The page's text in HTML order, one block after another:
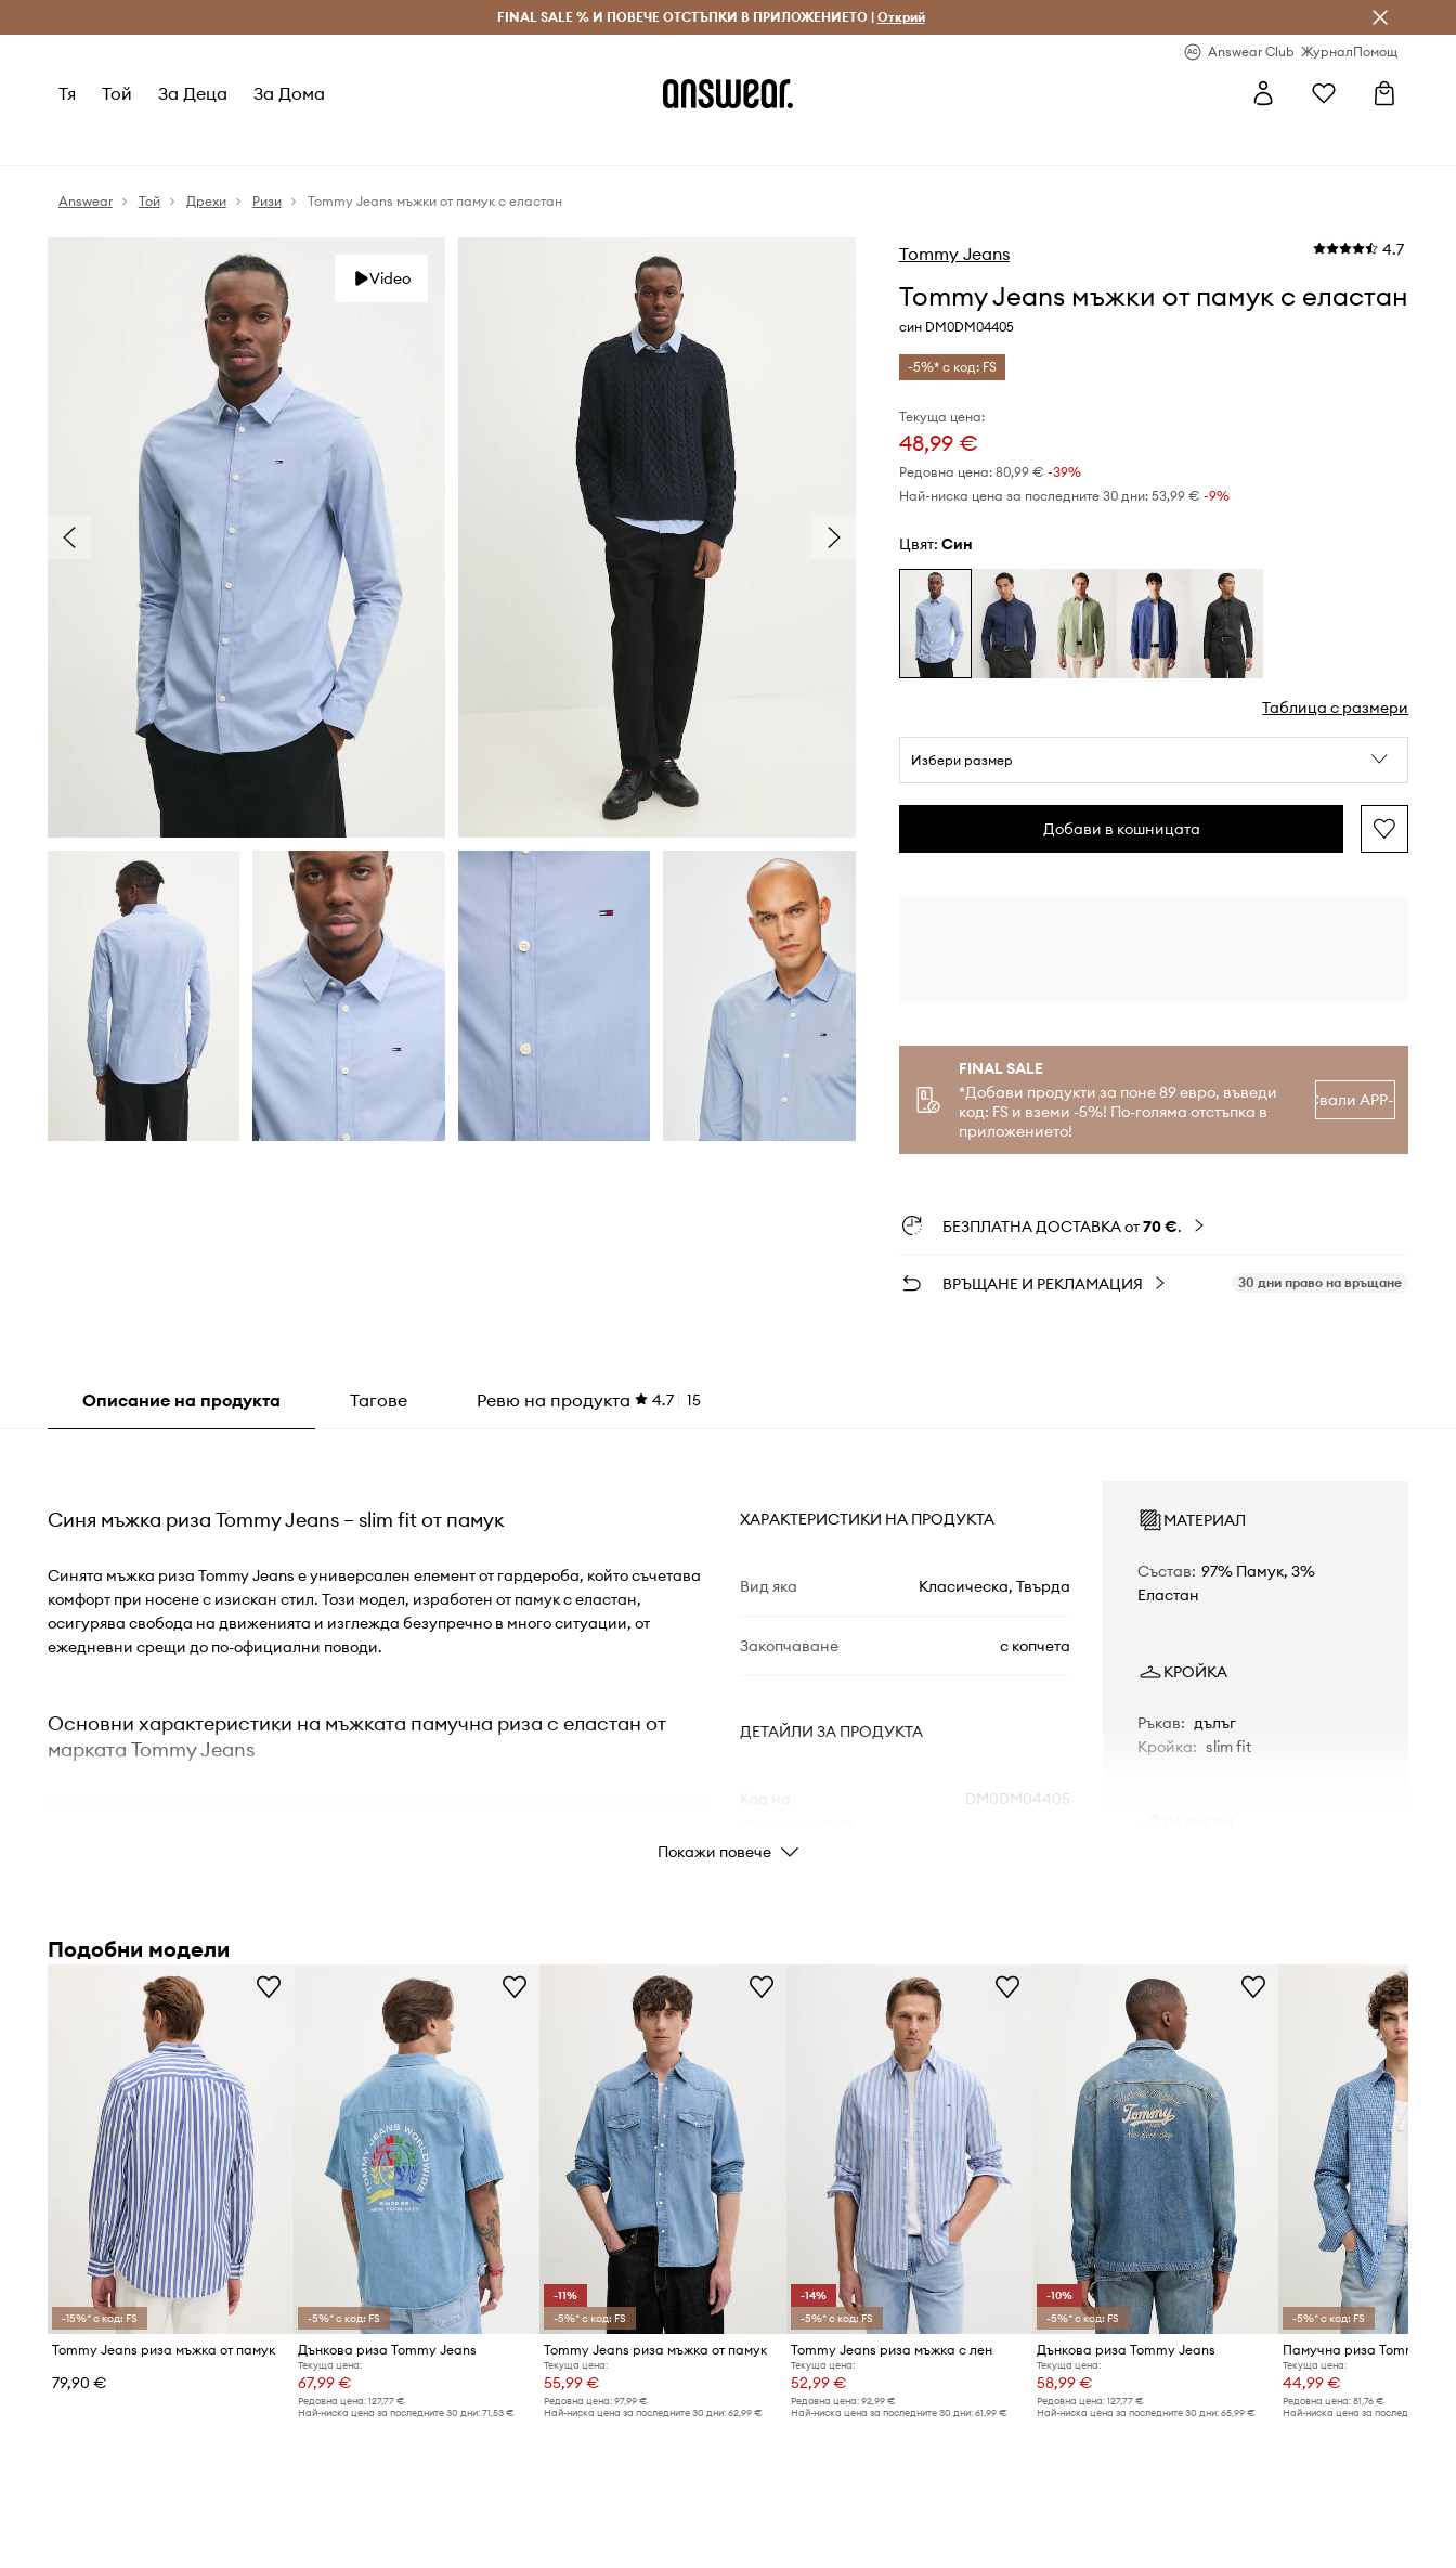
Безплатни доставка и връщане за поръчки над 70 EUR Доставка 1-5 дни
FINAL SALE % И ПОВЕЧЕ ОТСТЪПКИ В ПРИЛОЖЕНИЕТО | Открий
Answear Club ЖурналПомощ
Тя Той За Деца За Дома
Answear Той Дрехи Ризи Tommy Jeans мъжки от памук с еластан
Video
Tommy Jeans 4.7
Tommy Jeans мъжки от памук с еластан
син DM0DM04405
-5%* с код: FS
Текуща цена:
48,99 €
Редовна цена: 80,99 € -39%
Най-ниска цена за последните 30 дни: 53,99 € -9%
Цвят: син
Таблица с размери
Избери размер
Добави в кошницата
FINAL SALE
*Добави продукти за поне 89 евро, въведи
код: FS и вземи -5%! По-голяма отстъпка в
приложението!
Свали APP-а
БЕЗПЛАТНА ДОСТАВКА от70 €.
ВРЪЩАНЕ И РЕКЛАМАЦИЯ 30 дни право на връщане
Описание на продукта Тагове Ревю на продукта 4.7 15
Синя мъжка риза Tommy Jeans – slim fit от памук
Синята мъжка риза Tommy Jeans е универсален елемент от гардероба, който съчетава
комфорт при носене с изискан стил. Този модел, изработен от памук с еластан,
осигурява свобода на движенията и изглежда безупречно в много ситуации, от
ежедневни срещи до по-официални поводи.
Основни характеристики на мъжката памучна риза с еластан от
марката Tommy Jeans
ежедневна употреба
Универсалният стил
прави ризата подходяща за ежедневни и елегантни
комбинации
Дългият ръкавпозволява универсално приложение през цялата година,
независимо от времето
Класическа, твърда яка запазва елегантната си форма през целия ден
Практично закопчаване с копчетаулеснява обличането и събличането,
запазвайки естетическия вид
ХАРАКТЕРИСТИКИ НА ПРОДУКТА
Вид яка Класическа, Твърда
Закопчаване с копчета
ДЕТАЙЛИ ЗА ПРОДУКТА
DM0DM04405
Код на продукта
МАТЕРИАЛ
Състав: 97% Памук, 3%
Еластан
КРОЙКА
Ръкав: дълъг
Кройка: slim fit
Покажи повече
Подобни модели
-15%* с код: FS
Tommy Jeans риза мъжка от памук
79,90 €
-5%* с код: FS
Дънкова риза Tommy Jeans
Текуща цена:
67,99 €
Редовна цена:127,77 €
Най-ниска цена за последните 30 дни:71,53 €
-11%
-5%* с код: FS
Tommy Jeans риза мъжка от памук
Текуща цена:
55,99 €
Редовна цена: 97,99 €
Най-ниска цена за последните 30 дни: 62,99 €
-14%
-5%* с код: FS
Tommy Jeans риза мъжка с лен
Текуща цена:
52,99 €
Редовна цена: 92,99 €
Най-ниска цена за последните 30 дни: 61,99 €
-10%
-5%* с код: FS
Дънкова риза Tommy Jeans
Текуща цена:
58,99 €
Редовна цена:127,77 €
Най-ниска цена за последните 30 дни:65,99 €
-5%* с код: FS
Памучна риза Tommy
Текуща цена:
44,99 €
Редовна цена: 81,76 €
Най-ниска цена за последните 30